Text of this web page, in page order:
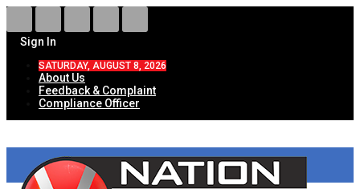
Sign In
SATURDAY, AUGUST 8, 2026
About Us
Feedback & Complaint
Compliance Officer
HOME